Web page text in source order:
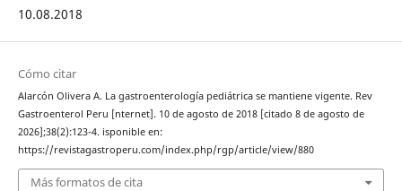
10.08.2018
Cómo citar
Alarcón Olivera A. La gastroenterología pediátrica se mantiene vigente. Rev
Gastroenterol Peru [nternet]. 10 de agosto de 2018 [citado 8 de agosto de
2026];38(2):123-4. isponible en:
https://revistagastroperu.com/index.php/rgp/article/view/880
Más formatos de cita